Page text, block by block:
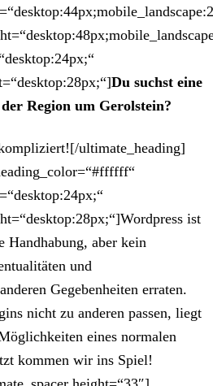
Du suchst eine
Region um Gerolstein?
ultimate_heading]
ist
Handhabung, aber kein
und
Gegebenheiten erraten.
nicht zu anderen passen, liegt
eines normalen
kommen wir ins Spiel!